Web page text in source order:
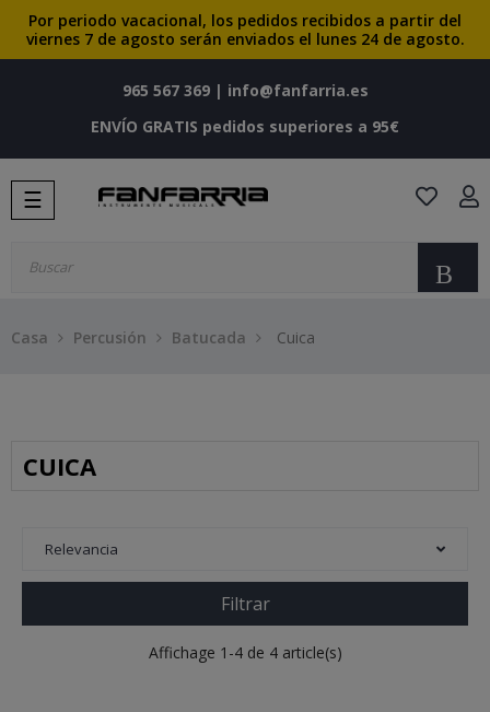
Por periodo vacacional, los pedidos recibidos a partir del
viernes 7 de agosto serán enviados el lunes 24 de agosto.
965 567 369| info@fanfarria.es
ENVÍO GRATIS pedidos superiores a 95€
Navegación
de
☰
Casa Percusión Batucada Cuica
CUICA
Relevancia
Filtrar
Affichage 1-4 de 4 article(s)